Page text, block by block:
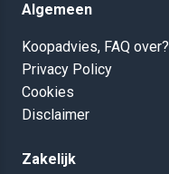
Algemeen
Koopadvies, FAQ over?
Privacy Policy
Cookies
Disclaimer
Zakelijk